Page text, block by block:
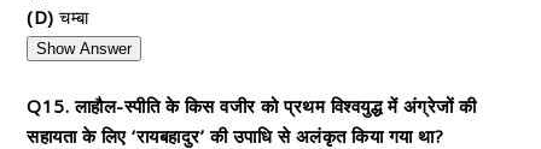
(D) चम्बा
Show Answer
Q15. लाहौल-स्पीति के किस वजीर को प्रथम विश्वयुद्ध में अंग्रेजों की
सहायता के लिए ‘रायबहादुर’ की उपाधि से अलंकृत किया गया था?